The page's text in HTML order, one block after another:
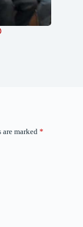
marked*